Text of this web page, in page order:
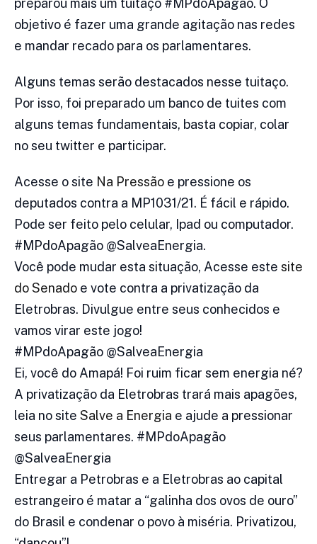
preparou mais um tuitaço #MPdoApagão. O
objetivo é fazer uma grande agitação nas redes
e mandar recado para os parlamentares.
Alguns temas serão destacados nesse tuitaço.
Por isso, foi preparado um banco de tuites com
alguns temas fundamentais, basta copiar, colar
no seu twitter e participar.
Acesse o site Na Pressão e pressione os
deputados contra a MP1031/21. É fácil e rápido.
Pode ser feito pelo celular, Ipad ou computador.
#MPdoApagão @SalveaEnergia.
Você pode mudar esta situação, Acesse este site
do Senado e vote contra a privatização da
Eletrobras. Divulgue entre seus conhecidos e
vamos virar este jogo!
#MPdoApagão @SalveaEnergia
Ei, você do Amapá! Foi ruim ficar sem energia né?
A privatização da Eletrobras trará mais apagões,
leia no site Salve a Energia e ajude a pressionar
seus parlamentares. #MPdoApagão
@SalveaEnergia
Entregar a Petrobras e a Eletrobras ao capital
estrangeiro é matar a “galinha dos ovos de ouro”
do Brasil e condenar o povo à miséria. Privatizou,